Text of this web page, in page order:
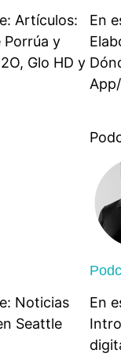
Artículos:
Porrúa y
Glo HD y
En
Noticias
Seattle
En